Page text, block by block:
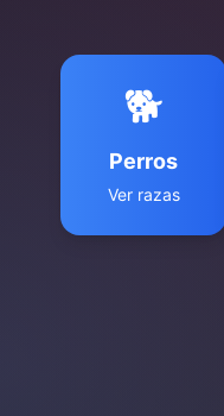
🐕
Perros
Ver razas